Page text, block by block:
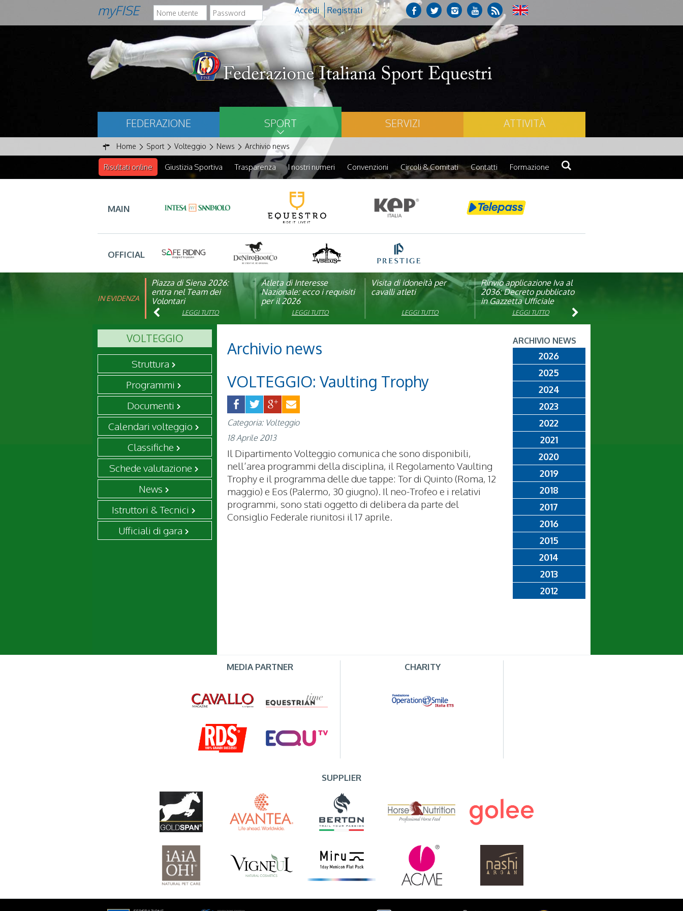
myFISE Accedi Registrati
FEDERAZIONE SPORT SERVIZI ATTIVITÀ
Home Sport Volteggio News Archivio news
Risultati online Giustizia Sportiva Trasparenza I nostri numeri Convenzioni Circoli & Comitati Contatti Formazione
MAIN
OFFICIAL
IN EVIDENZA
Piazza di Siena 2026:
entra nel Team dei
Volontari
LEGGI TUTTO
Atleta di Interesse
Nazionale: ecco i requisiti
per il 2026
LEGGI TUTTO
Visita di idoneità per
cavalli atleti
LEGGI TUTTO
Rinvio applicazione Iva al
2036: Decreto pubblicato
in Gazzetta Ufficiale
LEGGI TUTTO
FISE: aperta la Campagna
affiliazione 2026
LEGGI TUTTO
Natale con la FISE: al via
la nona edizione
dell’iniziativa solidale della
Federazione Italiana Sport
LEGGI TUTTO
Studente Atleta di alto
livello: pubblicato il bando
per l’anno scolastico
2025/2026LEGGI TUTTO
Visita veterinaria annuale
LEGGI TUTTO
VOLTEGGIO
Struttura
Programmi
Documenti
Calendari volteggio
Classifiche
Schede valutazione
News
Istruttori & Tecnici
Ufficiali di gara
Archivio news
VOLTEGGIO: Vaulting Trophy
Categoria: Volteggio
18 Aprile 2013
Il Dipartimento Volteggio comunica che sono disponibili,
nell’area programmi della disciplina, il Regolamento Vaulting
Trophy e il programma delle due tappe: Tor di Quinto (Roma, 12
maggio) e Eos (Palermo, 30 giugno). Il neo-Trofeo e i relativi
programmi, sono stati oggetto di delibera da parte del
Consiglio Federale riunitosi il 17 aprile.
ARCHIVIO NEWS
2026
2025
2024
2023
2022
2021
2020
2019
2018
2017
2016
2015
2014
2013
2012
MEDIA PARTNER CHARITY
SUPPLIER